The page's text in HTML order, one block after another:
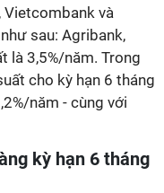
Vietcombank và
sau: Agribank,
là 3,5%/năm. Trong
cho kỳ hạn 6 tháng
năm - cùng với
kỳ hạn 6 tháng